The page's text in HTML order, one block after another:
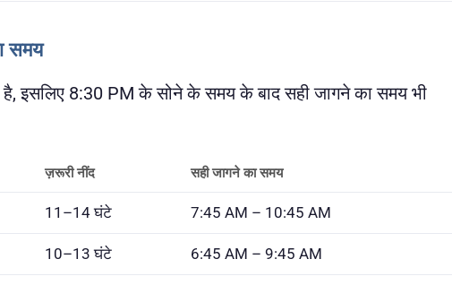
समय
इसलिए 8:30 PM के सोने के समय के बाद सही जागने का समय भी
ज़रूरी नींद सही जागने का समय
11–14 घंटे 7:45 AM – 10:45 AM
10–13 घंटे 6:45 AM – 9:45 AM